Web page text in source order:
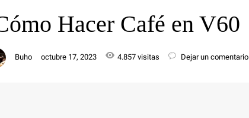
Hacer Café en V60
Buho octubre 17, 2023 4.857 visitas Dejar un comentario